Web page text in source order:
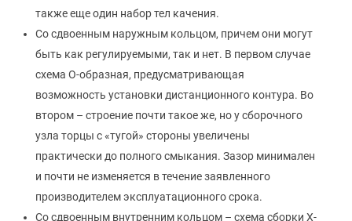
также еще один набор тел качения.
Со сдвоенным наружным кольцом, причем они могут
быть как регулируемыми, так и нет. В первом случае
схема О-образная, предусматривающая
возможность установки дистанционного контура. Во
втором – строение почти такое же, но у сборочного
узла торцы с «тугой» стороны увеличены
практически до полного смыкания. Зазор минимален
и почти не изменяется в течение заявленного
производителем эксплуатационного срока.
Со сдвоенным внутренним кольцом – схема сборки Х-